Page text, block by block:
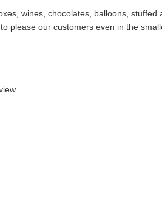
wines, chocolates, balloons,
please our customers even in the